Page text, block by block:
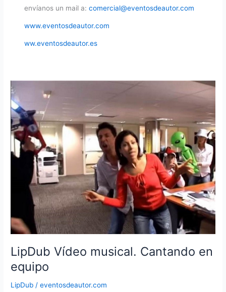
envíanos un mail a:comercial@eventosdeautor.com
www.eventosdeautor.com
ww.eventosdeautor.es
LipDub Vídeo musical. Cantando en
equipo
LipDub /eventosdeautor.com